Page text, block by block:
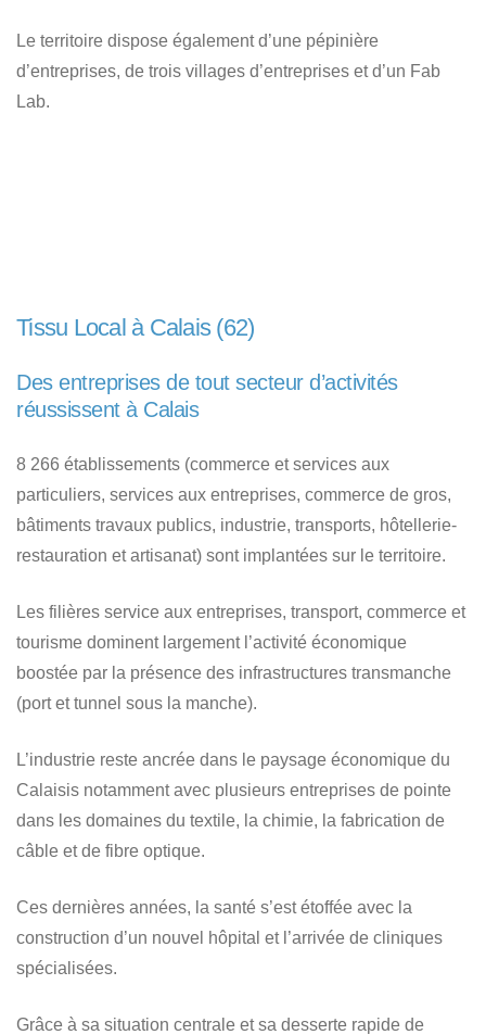
Le territoire dispose également d’une pépinière
d’entreprises, de trois villages d’entreprises et d’un Fab
Lab.
Tissu Local à Calais (62)
Des entreprises de tout secteur d’activités
réussissent à Calais
8 266 établissements (commerce et services aux
particuliers, services aux entreprises, commerce de gros,
bâtiments travaux publics, industrie, transports, hôtellerie-
restauration et artisanat) sont implantées sur le territoire.
Les filières service aux entreprises, transport, commerce et
tourisme dominent largement l’activité économique
boostée par la présence des infrastructures transmanche
(port et tunnel sous la manche).
L’industrie reste ancrée dans le paysage économique du
Calaisis notamment avec plusieurs entreprises de pointe
dans les domaines du textile, la chimie, la fabrication de
câble et de fibre optique.
Ces dernières années, la santé s’est étoffée avec la
construction d’un nouvel hôpital et l’arrivée de cliniques
spécialisées.
Grâce à sa situation centrale et sa desserte rapide de